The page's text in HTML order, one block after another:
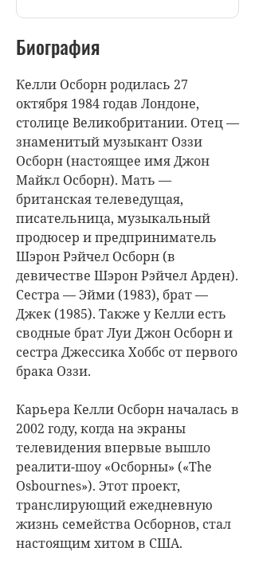
Биография
Келли Осборн родилась 27
октября 1984 годав Лондоне,
столице Великобритании. Отец —
знаменитый музыкант Оззи
Осборн (настоящее имя Джон
Майкл Осборн). Мать —
британская телеведущая,
писательница, музыкальный
продюсер и предприниматель
Шэрон Рэйчел Осборн (в
девичестве Шэрон Рэйчел Арден).
Сестра — Эйми (1983), брат —
Джек (1985). Также у Келли есть
сводные брат Луи Джон Осборн и
сестра Джессика Хоббс от первого
брака Оззи.
Карьера Келли Осборн началась в
2002 году, когда на экраны
телевидения впервые вышло
реалити-шоу «Осборны» («The
Osbournes»). Этот проект,
транслирующий ежедневную
жизнь семейства Осборнов, стал
настоящим хитом в США.